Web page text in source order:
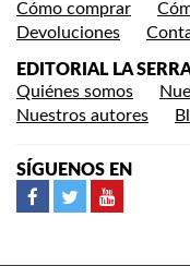
Cómo comprar
Devoluciones
EDITORIAL LA
Quiénes somos
Nuestros autores
SÍGUENOS EN